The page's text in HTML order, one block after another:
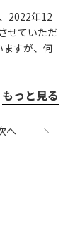
2022年12
せていただ
ますが、何
もっと見る
へ